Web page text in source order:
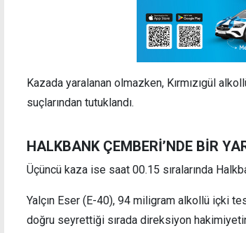
Kazada yaralanan olmazken, Kırmızıgül
suçlarından tutuklandı.
HALKBANK ÇEMBERİ’NDE BİR
Üçüncü kaza ise saat 00.15 sıralarında
Yalçın Eser (E-40), 94 miligram alkollü içki
doğru seyrettiği sırada direksiyon